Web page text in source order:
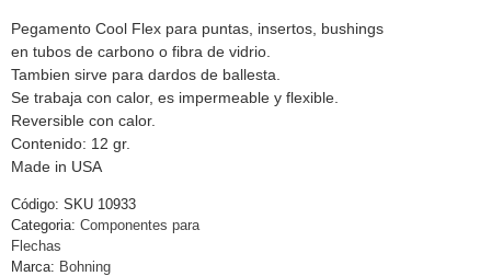
Pegamento Cool Flex para puntas, insertos, bushings
en tubos de carbono o fibra de vidrio.
Tambien sirve para dardos de ballesta.
Se trabaja con calor, es impermeable y flexible.
Reversible con calor.
Contenido: 12 gr.
Made in USA
Código: SKU 10933
Categoria: Componentes para
Flechas
Marca: Bohning